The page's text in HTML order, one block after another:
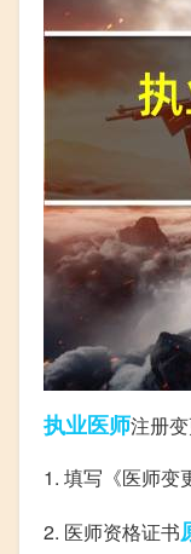
执业医师注册
1. 填写《医师变
2. 医师资格证书